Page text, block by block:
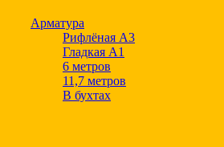
Арматура
Рифлёная А3
Гладкая А1
6 метров
11,7 метров
В бухтах